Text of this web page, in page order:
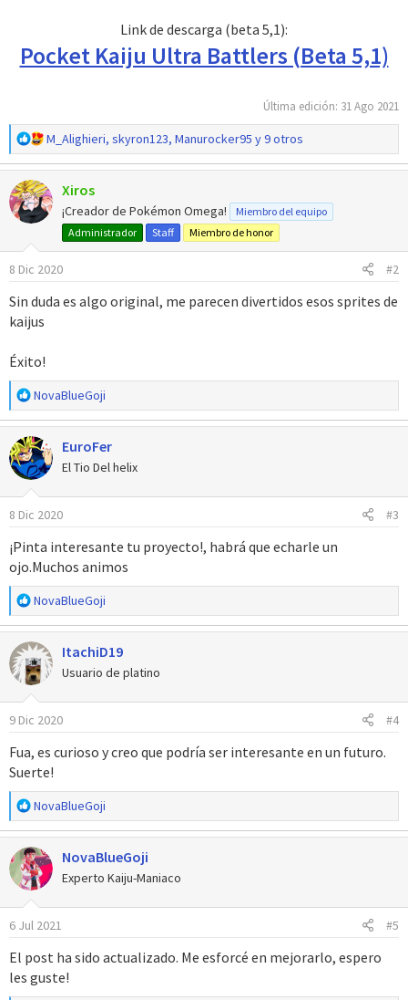
Link de descarga (beta 5,1):
Pocket Kaiju Ultra Battlers (Beta 5,1)
Última edición: 31 Ago 2021
R
e
a
c
c
e
s
:
M_Alighieri, skyron123, Manurocker95 y 9 otros
Xiros
¡Creador de Pokémon Omega!
Miembro del equipo
Administrador
Staff Miembro de honor
8 Dic 2020 #2
Sin duda es algo original, me parecen divertidos esos sprites de
kaijus
Éxito!
R
e
a
c
c
i
o
n
s
:
NovaBlueGoji
EuroFer
El Tio Del helix
8 Dic 2020 #3
¡Pinta interesante tu proyecto!, habrá que echarle un
ojo.Muchos animos
R
e
a
c
c
i
o
n
s
:
NovaBlueGoji
ItachiD19
Usuario de platino
9 Dic 2020 #4
Fua, es curioso y creo que podría ser interesante en un futuro.
Suerte!
R
e
a
c
c
i
o
n
s
:
NovaBlueGoji
NovaBlueGoji
Experto Kaiju-Maniaco
6 Jul 2021 #5
El post ha sido actualizado. Me esforcé en mejorarlo, espero
les guste!